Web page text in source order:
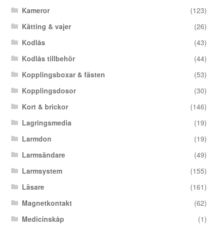
Kameror
(123)
Kätting & vajer
(26)
Kodlås
(43)
Kodlås tillbehör
(44)
Kopplingsboxar & fästen
(53)
Kopplingsdosor
(30)
Kort & brickor
(146)
Lagringsmedia
(19)
Larmdon
(19)
Larmsändare
(49)
Larmsystem
(155)
Läsare
(161)
Magnetkontakt
(62)
Medicinskåp
(1)